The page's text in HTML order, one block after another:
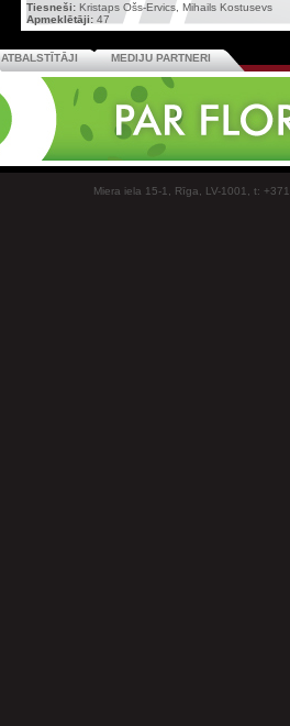
Tiesneši: Kristaps Ošs-Ervics, Mihails Kostusevs
Apmeklētāji: 47
ATBALSTĪTĀJI MEDIJU PARTNERI
Miera iela 15-1, Rīga, LV-1001, t: